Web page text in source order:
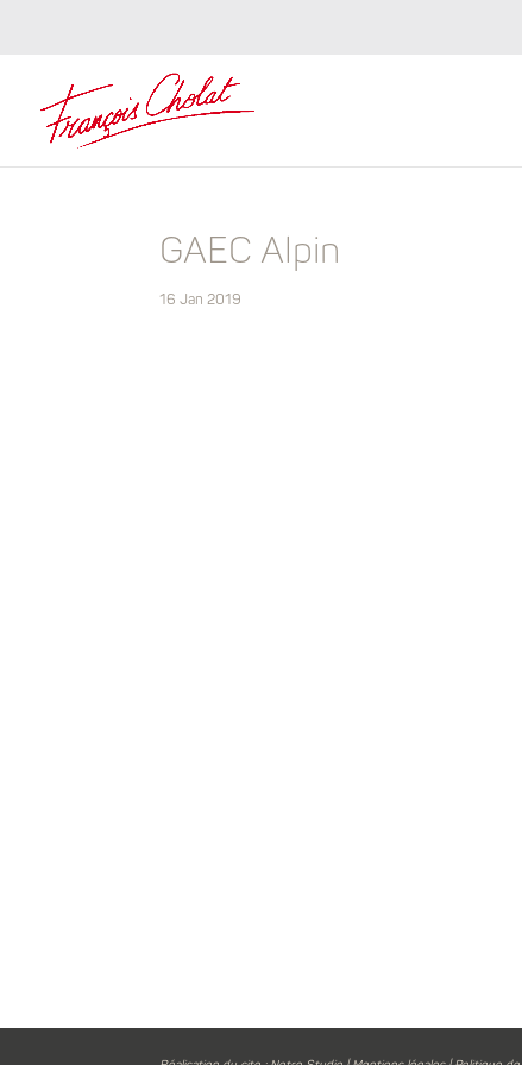
GAEC Alpin
16 Jan 2019